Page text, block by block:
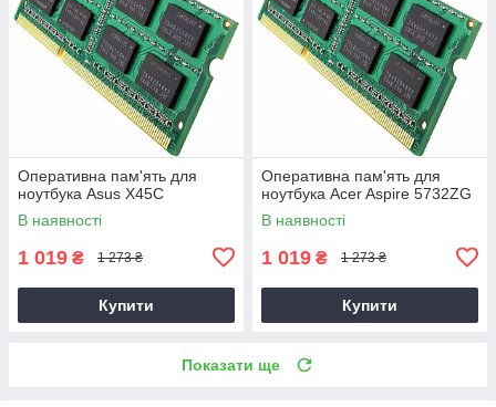
Оперативна пам'ять для
ноутбука Asus X45C
В наявності
1 019 ₴ 1 273 ₴
Купити
Оперативна пам'ять для
ноутбука Acer Aspire 5732ZG
В наявності
1 019 ₴ 1 273 ₴
Купити
Показати ще